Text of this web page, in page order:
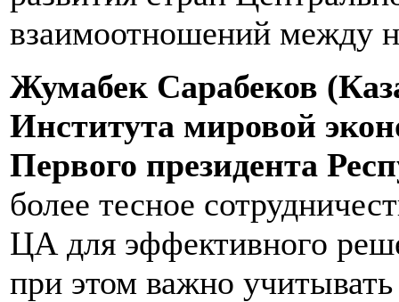
взаимоотношений между
Жумабек Сарабеков
Института мировой
Первого президента
более тесное
ЦА для эффективного
при этом важно